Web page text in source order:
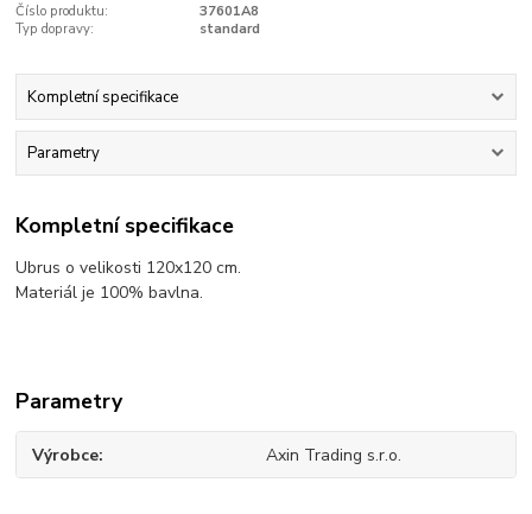
Číslo produktu:
37601A8
Typ dopravy:
standard
Kompletní specifikace
Parametry
Kompletní specifikace
Ubrus o velikosti 120x120 cm.
Materiál je 100% bavlna.
Parametry
Výrobce Axin Trading s.r.o.